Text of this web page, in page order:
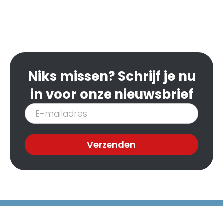
Niks missen? Schrijf je nu
in voor onze nieuwsbrief
Inschrijven
nieuwsbrief
Verzenden